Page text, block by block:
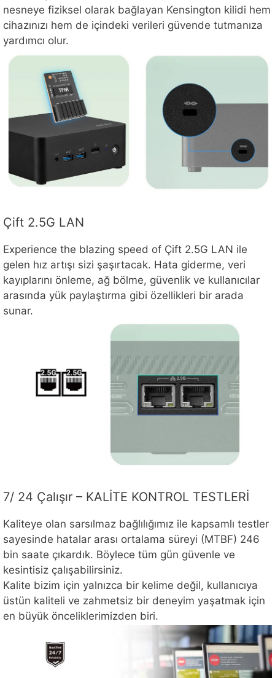
nesneye fiziksel olarak bağlayan Kensington kilidi hem
cihazınızı hem de içindeki verileri güvende tutmanıza
yardımcı olur.
Çift 2.5G LAN
Experience the blazing speed of Çift 2.5G LAN ile
gelen hız artışı sizi şaşırtacak. Hata giderme, veri
kayıplarını önleme, ağ bölme, güvenlik ve kullanıcılar
arasında yük paylaştırma gibi özellikleri bir arada
sunar.
7/ 24 Çalışır – KALİTE KONTROL TESTLERİ
Kaliteye olan sarsılmaz bağlılığımız ile kapsamlı testler
sayesinde hatalar arası ortalama süreyi (MTBF) 246
bin saate çıkardık. Böylece tüm gün güvenle ve
kesintisiz çalışabilirsiniz.
Kalite bizim için yalnızca bir kelime değil, kullanıcıya
üstün kaliteli ve zahmetsiz bir deneyim yaşatmak için
en büyük önceliklerimizden biri.